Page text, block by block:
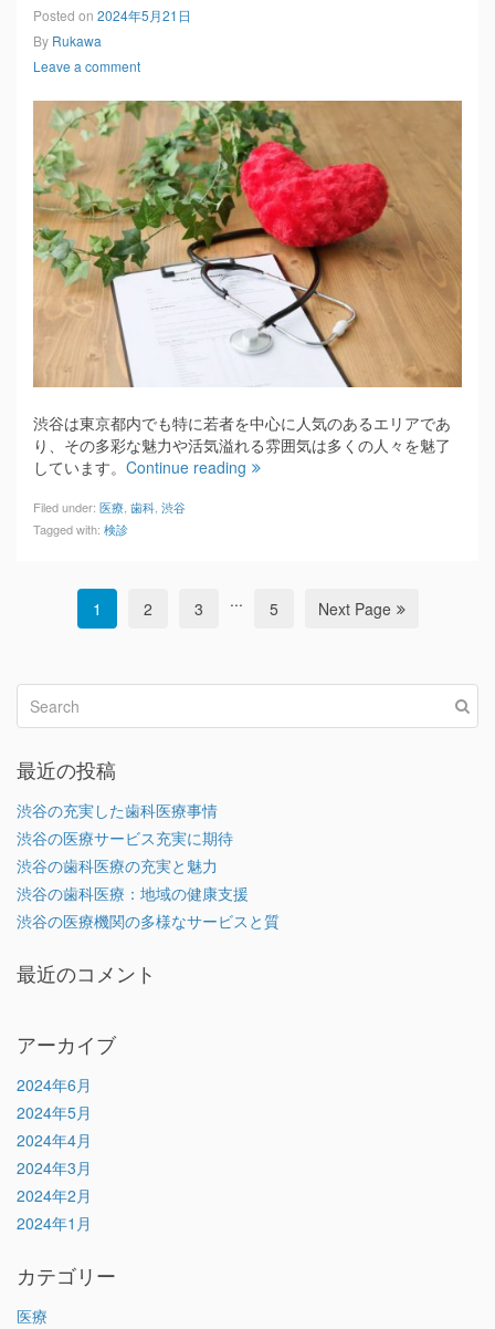
Posted on 2024年5月21日
By Rukawa
Leave a comment
渋谷は東京都内でも特に若者を中心に人気のあるエリアであ
り、その多彩な魅力や活気溢れる雰囲気は多くの人々を魅了
しています。 Continue reading
Filed under: 医療, 歯科, 渋谷
Tagged with: 検診
1 2 3 ... 5 Next Page
最近の投稿
渋谷の充実した歯科医療事情
渋谷の医療サービス充実に期待
渋谷の歯科医療の充実と魅力
渋谷の歯科医療：地域の健康支援
渋谷の医療機関の多様なサービスと質
最近のコメント
アーカイブ
2024年6月
2024年5月
2024年4月
2024年3月
2024年2月
2024年1月
カテゴリー
医療